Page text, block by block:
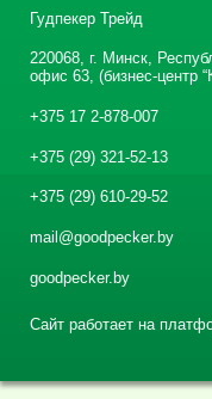
Гудпекер Трейд
220068, г. Минск,
офис 63, (бизнес-центр
+375 17 2-878-007
+375 (29) 321-52-13
+375 (29) 610-29-52
mail@goodpecker.by
goodpecker.by
Сайт работает на